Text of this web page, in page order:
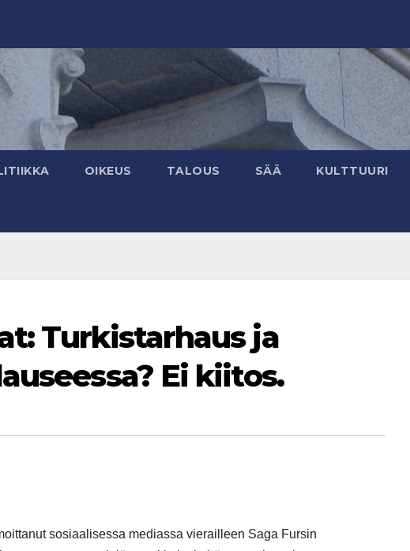
OIKEUS TALOUS SÄÄ KULTTUURI
Turkistarhaus ja
Ei kiitos.
sosiaalisessa mediassa vierailleen Saga Fursin